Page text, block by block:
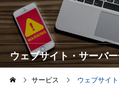
ウェブサイト・サーバ
サービス ウェブサイ